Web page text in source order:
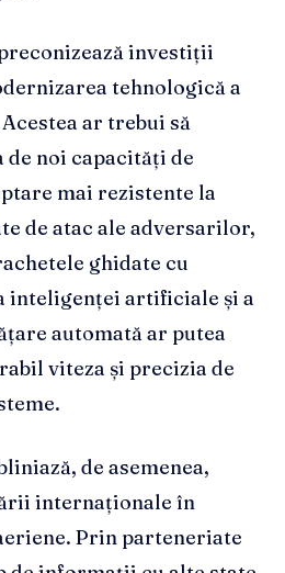
investiții
tehnologică a
ar trebui să
noi capacități de
mai rezistente la
de atac ale adversarilor,
ghidate cu
inteligenței artificiale și a
automată ar putea
viteza și precizia de
de asemenea,
internaționale în
Prin parteneriate